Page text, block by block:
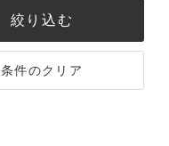
絞り込む
条件のクリア